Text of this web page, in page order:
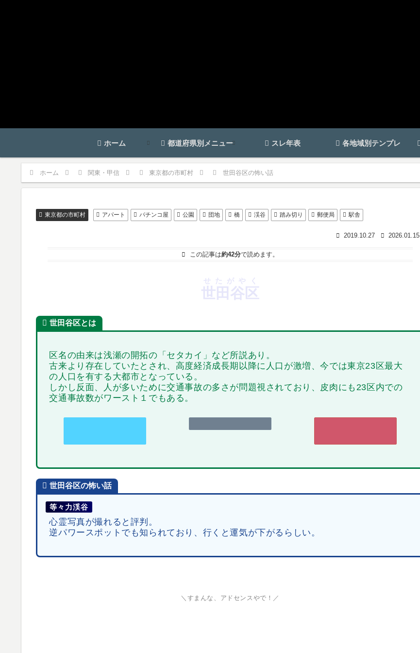
ホーム 都道府県別メニュー スレ年表 各地域別テンプレ
ホーム 関東・甲信 東京都の市町村 世田谷区の怖い話
東京都の市町村 アパート パチンコ屋 公園 団地 橋 渓谷 踏み切り 郵便局 駅舎
2019.10.27 2026.01.15
この記事は約42分で読めます。
世田谷区
せたがやく
世田谷区とは
区名の由来は浅瀬の開拓の「セタカイ」など所説あり。
古来より存在していたとされ、高度経済成長期以降に人口が激増、今では東京23区最大
の人口を有する大都市となっている。
しかし反面、人が多いために交通事故の多さが問題視されており、皮肉にも23区内での
交通事故数がワースト１でもある。
世田谷区の怖い話
等々力渓谷
心霊写真が撮れると評判。
逆パワースポットでも知られており、行くと運気が下がるらしい。
＼すまんな、アドセンスやで！／